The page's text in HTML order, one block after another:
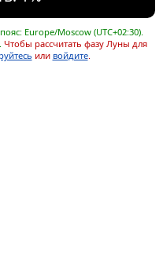
Europe/Moscow (UTC+02:30).
Чтобы рассчитать фазу Луны для
или войдите.